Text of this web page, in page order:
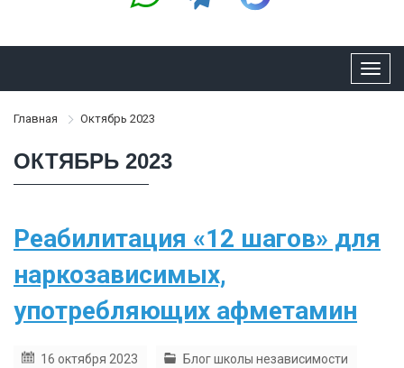
Главная Октябрь 2023
ОКТЯБРЬ 2023
Реабилитация «12 шагов» для
наркозависимых,
употребляющих афметамин
16 октября 2023 Блог школы независимости